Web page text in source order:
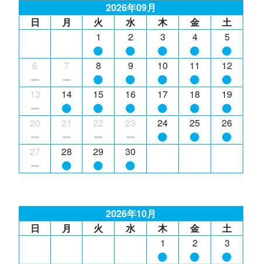
2026年09月
日
月 火 水 木 金
土
1
2 3 4 5
6 7 8 9 10 11 12
13 14 15 16 17 18 19
20 21 22 23 24 25 26
27 28 29 30
2026年10月
日
月 火 水 木 金
土
1
2 3